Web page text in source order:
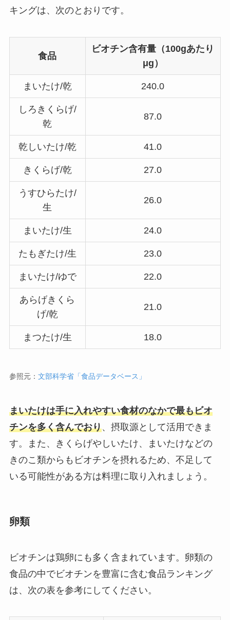
キングは、次のとおりです。
食品
ビオチン含有量（100gあたり
μg）
まいたけ/乾 240.0
しろきくらげ/
乾
87.0
乾しいたけ/乾 41.0
きくらげ/乾 27.0
うすひらたけ/
生
26.0
まいたけ/生 24.0
たもぎたけ/生 23.0
まいたけ/ゆで 22.0
あらげきくら
げ/乾
21.0
まつたけ/生 18.0
参照元： 文部科学省「食品データベース」
まいたけは手に入れやすい食材のなかで最もビオ
チンを多く含んでおり、摂取源として活用できま
す。また、きくらげやしいたけ、まいたけなどの
きのこ類からもビオチンを摂れるため、不足して
いる可能性がある方は料理に取り入れましょう。
卵類
ビオチンは鶏卵にも多く含まれています。卵類の
食品の中でビオチンを豊富に含む食品ランキング
は、次の表を参考にしてください。